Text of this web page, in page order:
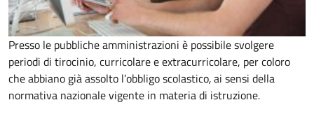
Presso le pubbliche amministrazioni è possibile svolgere
periodi di tirocinio, curricolare e extracurricolare, per coloro
che abbiano già assolto l’obbligo scolastico,ai sensi della
normativa nazionale vigente in materia di istruzione.